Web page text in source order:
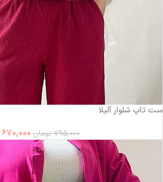
ست تاپ شلوار آلیلا
795,000 تومان670,000